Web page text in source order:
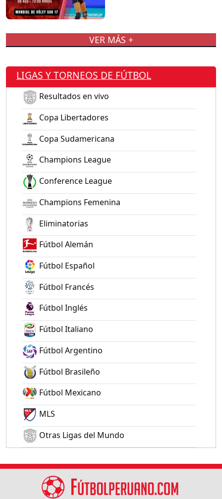
VER MÁS +
LIGAS Y TORNEOS DE FÚTBOL
Resultados en vivo
Copa Libertadores
Copa Sudamericana
Champions League
Conference League
Champions Femenina
Eliminatorias
Fútbol Alemán
Fútbol Español
Fútbol Francés
Fútbol Inglés
Fútbol Italiano
Fútbol Argentino
Fútbol Brasileño
Fútbol Mexicano
MLS
Otras Ligas del Mundo